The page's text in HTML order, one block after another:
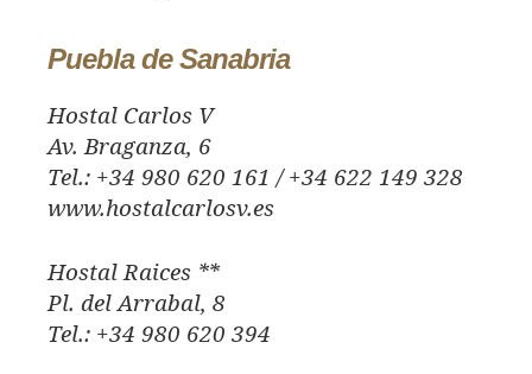
Puebla de Sanabria
Hostal Carlos V
Av. Braganza, 6
Tel.: +34 980 620 161 / +34 622 149 328
www.hostalcarlosv.es
Hostal Raices **
Pl. del Arrabal, 8
Tel.: +34 980 620 394